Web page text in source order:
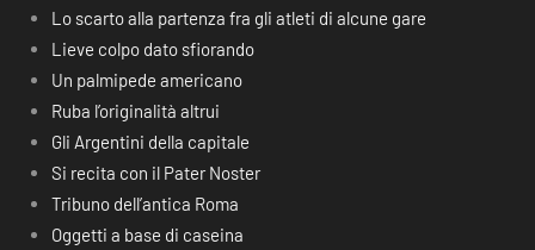
Lo scarto alla partenza fra gli atleti di alcune gare
Lieve colpo dato sfiorando
Un palmipede americano
Ruba l’originalità altrui
Gli Argentini della capitale
Si recita con il Pater Noster
Tribuno dell’antica Roma
Oggetti a base di caseina